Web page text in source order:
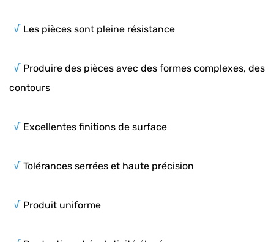
√ Les pièces sont pleine résistance
√ Produire des pièces avec des formes complexes, des
contours
√ Excellentes finitions de surface
√ Tolérances serrées et haute précision
√ Produit uniforme